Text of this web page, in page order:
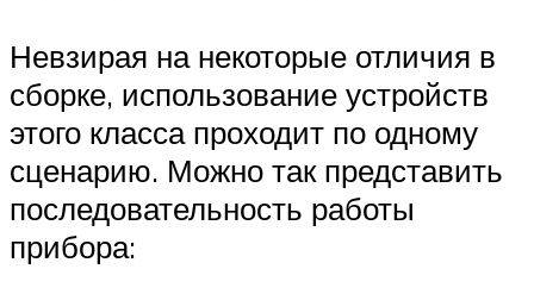
Невзирая на некоторые отличия в
сборке, использование устройств
этого класса проходит по одному
сценарию. Можно так представить
последовательность работы
прибора: